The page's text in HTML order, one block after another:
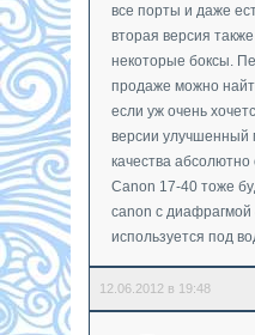
все порты и даже
вторая версия
некоторые боксы.
продаже можно
если уж очень
версии улучшенный
качества
Сanon 17-40 тоже
canon с диафрагмой
используется под
12.06.2012 в 19:48